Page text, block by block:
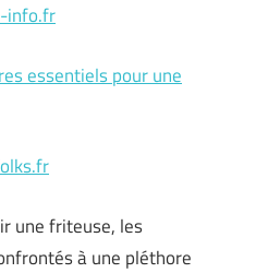
info.fr
essentiels pour une
une friteuse, les
à une pléthore